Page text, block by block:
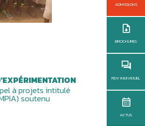
ADMISSIONS
BROCHURES
RDV INDIVIDUEL
ACTUS
à projets intitulé
soutenu